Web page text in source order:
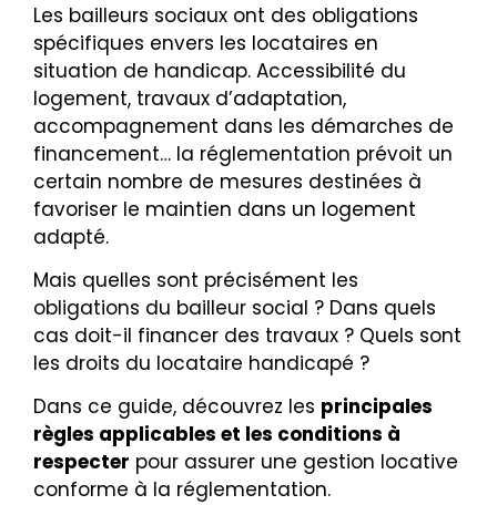
Les bailleurs sociaux ont des obligations
spécifiques envers les locataires en
situation de handicap. Accessibilité du
logement, travaux d’adaptation,
accompagnement dans les démarches de
financement… la réglementation prévoit un
certain nombre de mesures destinées à
favoriser le maintien dans un logement
adapté.
Mais quelles sont précisément les
obligations du bailleur social ? Dans quels
cas doit-il financer des travaux ? Quels sont
les droits du locataire handicapé ?
Dans ce guide, découvrez les principales
règles applicables et les conditions à
respecter pour assurer une gestion locative
conforme à la réglementation.